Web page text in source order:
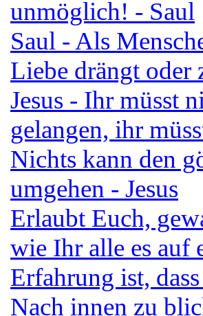
unmöglich! - Saul
Saul - Als
Liebe drängt oder
Jesus - Ihr müsst
gelangen, ihr
Nichts kann den
umgehen - Jesus
Erlaubt Euch,
wie Ihr alle es auf
Erfahrung ist,
Nach innen zu